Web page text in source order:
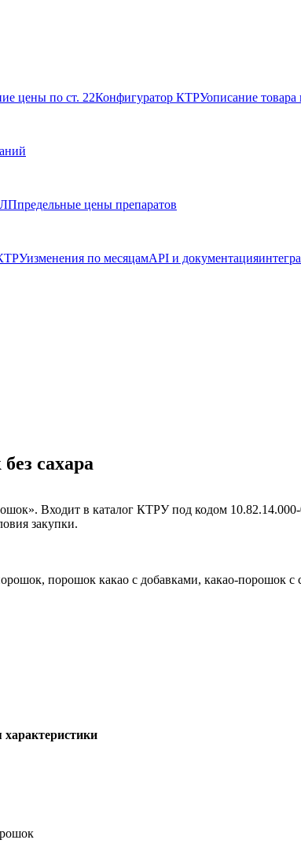
цены по ст. 22Конфигуратор КТРУописание товара
предельные цены препаратов
изменения по месяцамAPI и документация
сахара
Входит в каталог КТРУ под кодом
закупки.
порошок какао с добавками, какао-порошок с
характеристики